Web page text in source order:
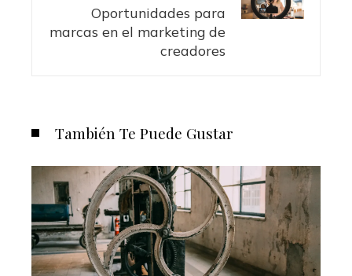
Oportunidades para
marcas en el marketing de
creadores
También Te Puede Gustar